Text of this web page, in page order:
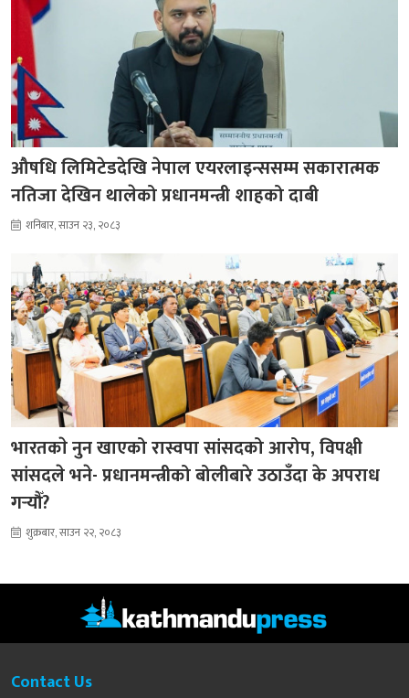
औषधि लिमिटेडदेखि नेपाल एयरलाइन्ससम्म सकारात्मक
नतिजा देखिन थालेको प्रधानमन्त्री शाहको दाबी
शनिबार, साउन २३, २०८३
भारतकाे नुन खाएको रास्वपा सांसदको आरोप, विपक्षी
सांसदले भने- प्रधानमन्त्रीको बोलीबारे उठाउँदा के अपराध
गर्‍यौँ?
शुक्रबार, साउन २२, २०८३
Contact Us